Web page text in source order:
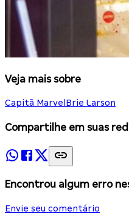
Veja mais sobre
Capitã Marvel Brie Larson
Compartilhe em suas
Encontrou algum erro
Envie seu comentário